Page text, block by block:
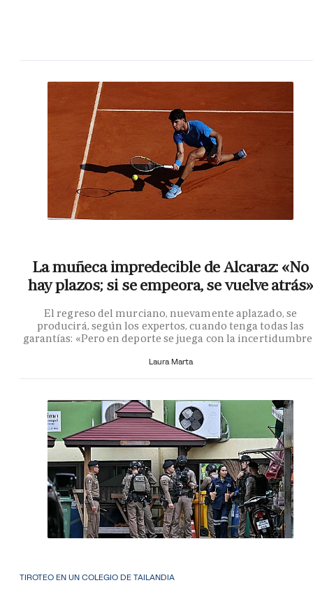
La muñeca impredecible de Alcaraz: «No
hay plazos; si se empeora, se vuelve atrás»
El regreso del murciano, nuevamente aplazado, se
producirá, según los expertos, cuando tenga todas las
garantías: «Pero en deporte se juega con la
Laura Marta
TIROTEO EN UN COLEGIO DE TAILANDIA